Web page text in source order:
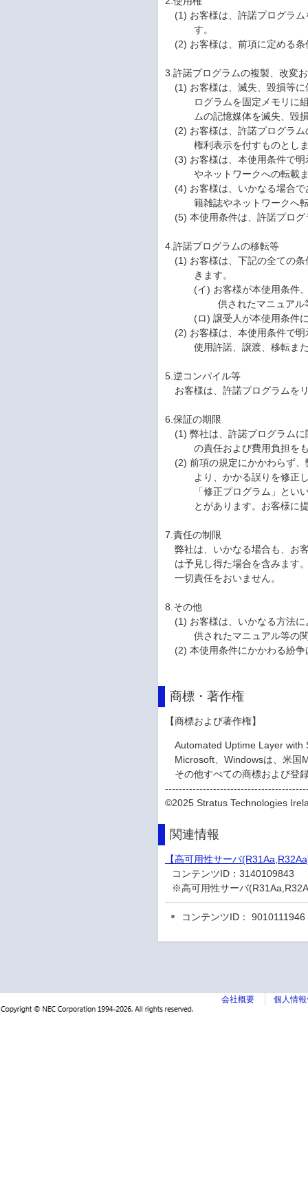
(1) お客様は、許諾プログラ
す。
(2) お客様は、前項に定める
3.許諾プログラムの複製、改変
(1) お客様は、滅失、毀損等
ログラムを固定メモリに
ムの記憶媒体を滅失、毀
(2) お客様は、許諾プログラ
権利表示を付すものとし
(3) お客様は、本使用条件で
やネットワークへの転載
(4) お客様は、いかなる場合
籍雑誌やネットワークへ
(5) 本使用条件は、許諾プロ
4.許諾プログラムの移転等
(1) お客様は、下記の全ての
きます。
(イ) お客様が本使用条件
供されたマニュア
(ロ) 譲受人が本使用条件
(2) お客様は、本使用条件で
使用許諾、譲渡、移転ま
5.逆コンパイル等
お客様は、許諾プログラムを
6.保証の期限
(1) 弊社は、許諾プログラム
の責任および費用負担を
(2) 前項の規定にかかわらず
より、かかる誤りを修正
「修正プログラム」と
とがあります。お客様に
7.責任の制限
弊社は、いかなる場合も、お
は予見し得た場合を含みます
一切責任をおいません。
8.その他
(1) お客様は、いかなる方法
供されたマニュアル等の
(2) 本使用条件にかかわる紛
商標・著作権
【商標および著作権】
Automated Uptime Layer with
Microsoft、Windowsは、米国
その他すべての商標および登
©2025 Stratus Technologies
関連情報
【高可用性サーバ
コンテンツID：3140109843
※高可用性サーバ
コンテンツID： 9010111946
会社概要 個人情